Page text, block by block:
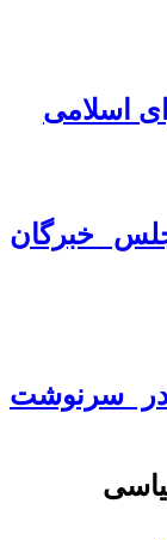
اسلامی
خبرگان
در سرنوشت